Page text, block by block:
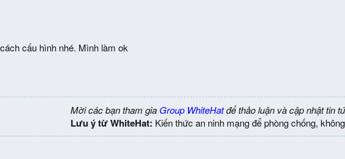
cấu hình nhé. Mình làm ok
Mời các bạn tham gia Group WhiteHatđể thảo luận và cập nhật tin
Lưu ý từ WhiteHat: Kiến thức an ninh mạng để phòng chống,